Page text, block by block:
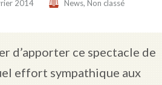
2014 News, Non classé
d’apporter ce spectacle de
effort sympathique aux